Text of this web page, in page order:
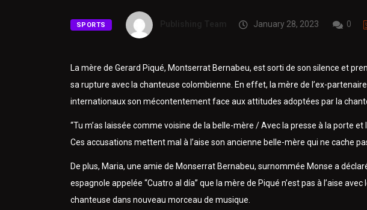
SPORTS January 28, 2023 0
La mère de Gerard Piqué, Montserrat Bernabeu, est sorti de son silence et
sa rupture avec la chanteuse colombienne. En effet, la mère de l’ex-
internationaux son mécontentement face aux attitudes adoptées par la
“Tu m’as laissée comme voisine de la belle-mère / Avec la presse à la porte et
Ces accusations mettent mal à l’aise son ancienne belle-mère qui ne cache
De plus, Maria, une amie de Monserrat Bernabeu, surnommée Monse a
espagnole appelée “Cuatro al día” que la mère de Piqué n’est pas à l’aise
chanteuse dans nouveau morceau de musique.